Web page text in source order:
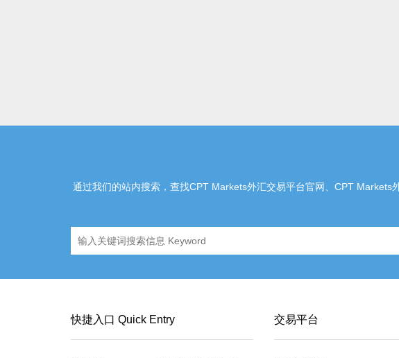
通过我们的站内搜索，查找CPT Markets外汇交易平台官网、CPT
快捷入口 Quick Entry 交易平台